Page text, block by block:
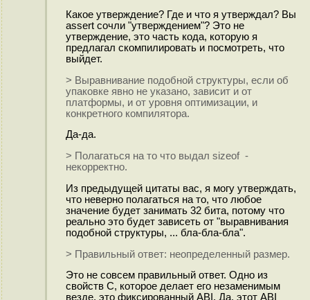
Какое утверждение? Где и что я утверждал? Вы
assert сочли "утверждением"? Это не
утверждение, это часть кода, которую я
предлагал скомпилировать и посмотреть, что
выйдет.
> Выравнивание подобной структуры, если об
упаковке явно не указано, зависит и от
платформы, и от уровня оптимизации, и
конкретного компилятора.
Да-да.
> Полагаться на то что выдал sizeof -
некорректно.
Из предыдущей цитаты вас, я могу утверждать,
что неверно полагаться на то, что любое
значение будет занимать 32 бита, потому что
реально это будет зависеть от "выравнивания
подобной структуры, ... бла-бла-бла".
> Правильный ответ: неопределенный размер.
Это не совсем правильный ответ. Одно из
свойств C, которое делает его незаменимым
везде, это фиксированный ABI. Да, этот ABI